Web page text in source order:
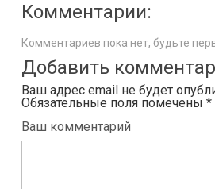
Комментарии:
Комментариев пока нет, будьте
Добавить
Ваш адрес email не будет
Обязательные поля помечены *
Ваш комментарий